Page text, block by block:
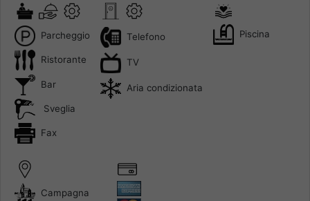
Parcheggio
Ristorante
Bar
Sveglia
Fax
Telefono
TV
Aria condizionata
Piscina
Campagna